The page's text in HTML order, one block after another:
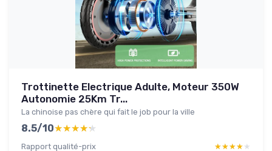
Trottinette Electrique Adulte, Moteur 350W
Autonomie 25Km Tr...
La chinoise pas chère qui fait le job pour la ville
8.5/10★★★★★
★★★★★
Rapport qualité-prix ★★★★★
★★★★★